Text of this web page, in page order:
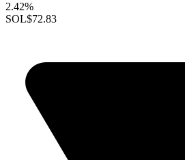
2.42%
SOL$72.83